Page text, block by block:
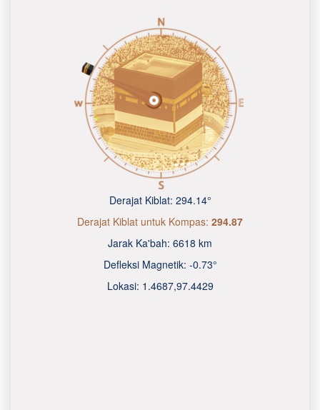
Derajat Kiblat: 294.14°
Derajat Kiblat untuk Kompas: 294.87
Jarak Ka'bah: 6618 km
Defleksi Magnetik: -0.73°
Lokasi: 1.4687,97.4429